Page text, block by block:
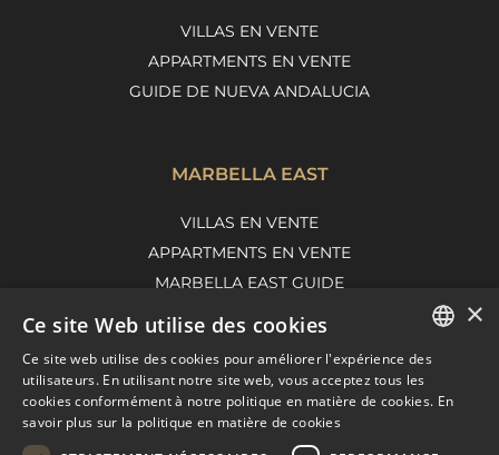
VILLAS EN VENTE
APPARTMENTS EN VENTE
GUIDE DE NUEVA ANDALUCIA
MARBELLA EAST
VILLAS EN VENTE
APPARTMENTS EN VENTE
MARBELLA EAST GUIDE
SPANISH
×
Ce site Web utilise des cookies
Ce site web utilise des cookies pour améliorer l'expérience des
utilisateurs. En utilisant notre site web, vous acceptez tous les
cookies conformément à notre politique en matière de cookies. En
savoir plus sur la politique en matière de cookies